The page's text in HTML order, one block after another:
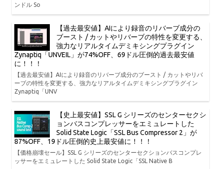
ンドル So
【過去最安値】AIにより録音のリバーブ成分の
ブースト / カットやリバーブの特性を変更する、
強力なリアルタイムデミキシングプラグイン
Zynaptiq「UNVEIL」が74%OFF、69ドル圧倒的過去最安値
に！！！
【過去最安値】AIにより録音のリバーブ成分のブースト / カットやリバ
ーブの特性を変更する、強力なリアルタイムデミキシングプラグイン
Zynaptiq「UNV
【史上最安値】SSL G シリーズのセンターセクシ
ョンバスコンプレッサーをエミュレートした
Solid State Logic「SSL Bus Compressor 2」が
87%OFF、19ドル圧倒的史上最安値に！！！
【価格崩壊セール】SSL G シリーズのセンターセクションバスコンプレ
ッサーをエミュレートした Solid State Logic「SSL Native B